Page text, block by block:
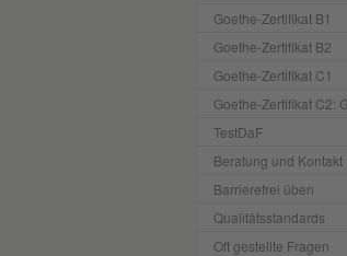
Goethe-Zertifikat B1
Goethe-Zertifikat B2
Goethe-Zertifikat C1
Goethe-Zertifikat C2:
TestDaF
Beratung und Kontakt
Barrierefrei üben
Qualitätsstandards
Oft gestellte Fragen